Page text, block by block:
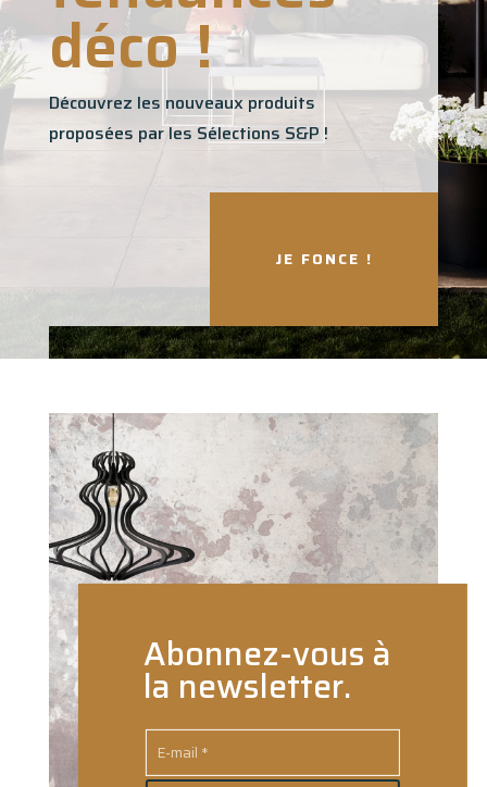
déco !
Découvrez les nouveaux produits
proposées par les Sélections S&P !
JE FONCE !
Abonnez-vous à
la newsletter.